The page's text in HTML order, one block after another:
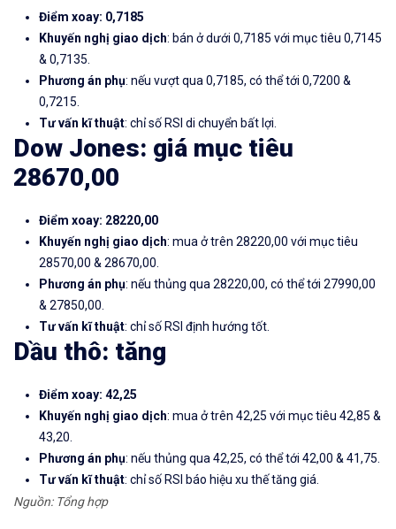
Điểm xoay: 0,7185
Khuyến nghị giao dịch: bán ở dưới 0,7185 với mục tiêu 0,7145
& 0,7135.
Phương án phụ: nếu vượt qua 0,7185, có thể tới 0,7200 &
0,7215.
Tư vấn kĩ thuật: chỉ số RSI di chuyển bất lợi.
Dow Jones: giá mục tiêu
28670,00
Điểm xoay: 28220,00
Khuyến nghị giao dịch: mua ở trên 28220,00 với mục tiêu
28570,00 & 28670,00.
Phương án phụ: nếu thủng qua 28220,00, có thể tới 27990,00
& 27850,00.
Tư vấn kĩ thuật: chỉ số RSI định hướng tốt.
Dầu thô: tăng
Điểm xoay: 42,25
Khuyến nghị giao dịch: mua ở trên 42,25 với mục tiêu 42,85 &
43,20.
Phương án phụ: nếu thủng qua 42,25, có thể tới 42,00 & 41,75.
Tư vấn kĩ thuật: chỉ số RSI báo hiệu xu thế tăng giá.
Nguồn: Tổng hợp